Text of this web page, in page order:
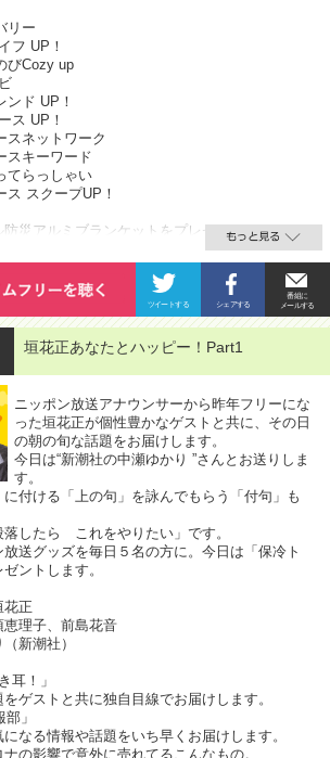
リー
フ UP！
びCozy up
ド UP！
ス UP！
ネットワーク
スキーワード
てらっしゃい
スクープUP！
災アルミブランケットをプレゼント。
垣花正あなたとハッピー！Part1
ニッポン放送アナウンサーから昨年フリーにな
った垣花正が個性豊かなゲストと共に、その日
の朝の旬な話題をお届けします。
今日は“新潮社の中瀬ゆかり ”さんとお送りしま
す。
に付ける「上の句」を詠んでもらう「付句」も
したら これをやりたい」です。
送グッズを毎日５名の方に。今日は「保冷ト
ントします。
花正
理子、前島花音
新潮社）
耳！」
をゲストと共に独自目線でお届けします。
」
なる情報や話題をいち早くお届けします。
の影響で意外に売れてるこんなもの。